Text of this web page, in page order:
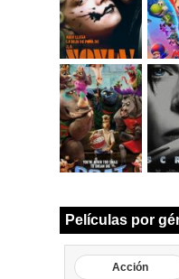
Películas por
Acción